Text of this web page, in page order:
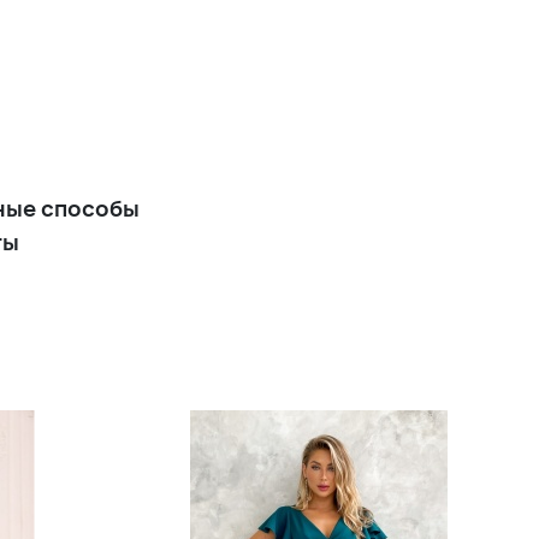
+13 900 р.
Белое платье миди с
рукавами и юбкой А-силуэта
способы